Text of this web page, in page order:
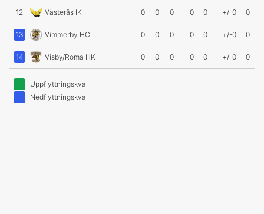
12 Västerås IK 0 0 0 0 0 +/-0 0
13 Vimmerby HC 0 0 0 0 0 +/-0 0
14 Visby/Roma HK 0 0 0 0 0 +/-0 0
Uppflyttningskval
Nedflyttningskval